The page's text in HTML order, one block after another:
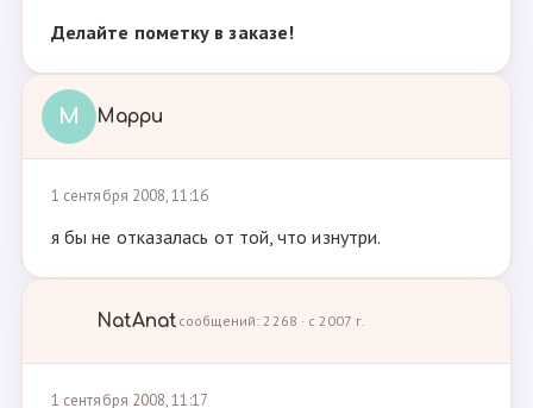
Делайте пометку в заказе!
М Марри
1 сентября 2008, 11:16
я бы не отказалась от той, что изнутри.
NatAnat сообщений: 2268 · с 2007 г.
1 сентября 2008, 11:17